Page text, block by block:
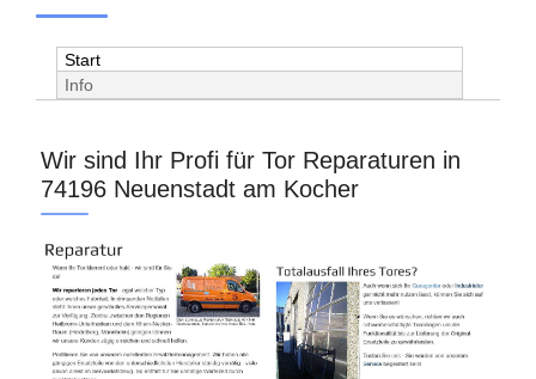
Start
Info
Wir sind Ihr Profi für Tor Reparaturen in
74196 Neuenstadt am Kocher